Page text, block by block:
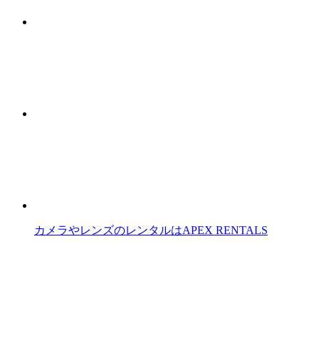
カメラやレンズのレンタルはAPEX RENTALS